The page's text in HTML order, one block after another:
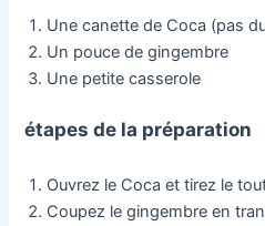
Une canette de Coca (pas
Un pouce de gingembre
Une petite casserole
étapes de la préparation
Ouvrez le Coca et tirez le
Coupez le gingembre en